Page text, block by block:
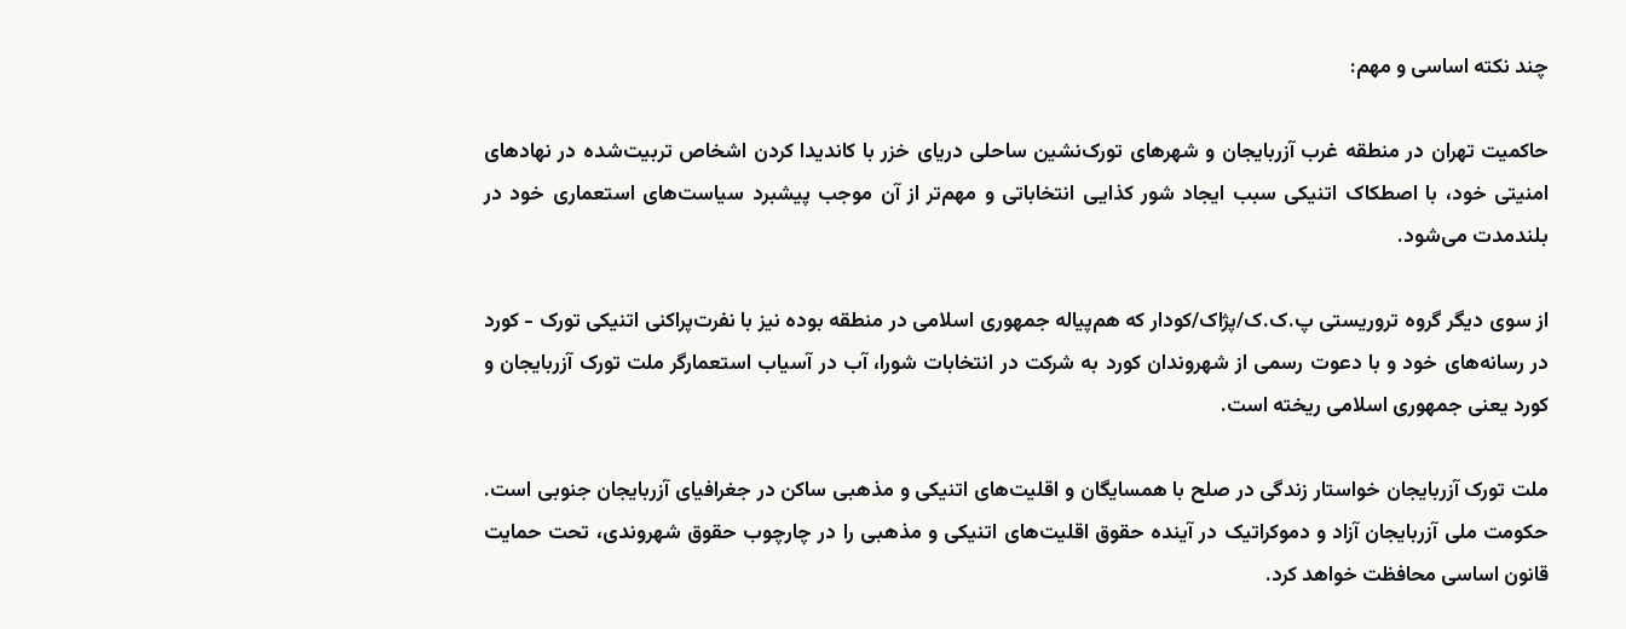
چند نکته اساسی و مهم:
حاکمیت تهران در منطقه غرب آزربایجان و شهرهای تورک‌نشین ساحلی دریای خزر با کاندیدا کردن اشخاص تربیت‌شده در نهادهای
امنیتی خود، با اصطکاک اتنیکی سبب ایجاد شور کذایی انتخاباتی و مهم‌تر از آن موجب پیشبرد سیاست‌های استعماری خود در
بلندمدت می‌شود.
از سوی دیگر گروه تروریستی پ.ک.ک/پژاک/کودار که هم‌پیاله جمهوری اسلامی در منطقه بوده نیز با نفرت‌پراکنی اتنیکی تورک - کورد
در رسانه‌های خود و با دعوت رسمی از شهروندان کورد به شرکت در انتخابات شورا، آب در آسیاب استعمارگر ملت تورک آزربایجان و
کورد یعنی جمهوری اسلامی ریخته است.
ملت تورک آزربایجان خواستار زندگی در صلح با همسایگان و اقلیت‌های اتنیکی و مذهبی ساکن در جغرافیای آزربایجان جنوبی است.
حکومت ملی آزربایجان آزاد و دموکراتیک در آینده حقوق اقلیت‌های اتنیکی و مذهبی را در چارچوب حقوق شهروندی، تحت حمایت
قانون اساسی محافظت خواهد کرد.